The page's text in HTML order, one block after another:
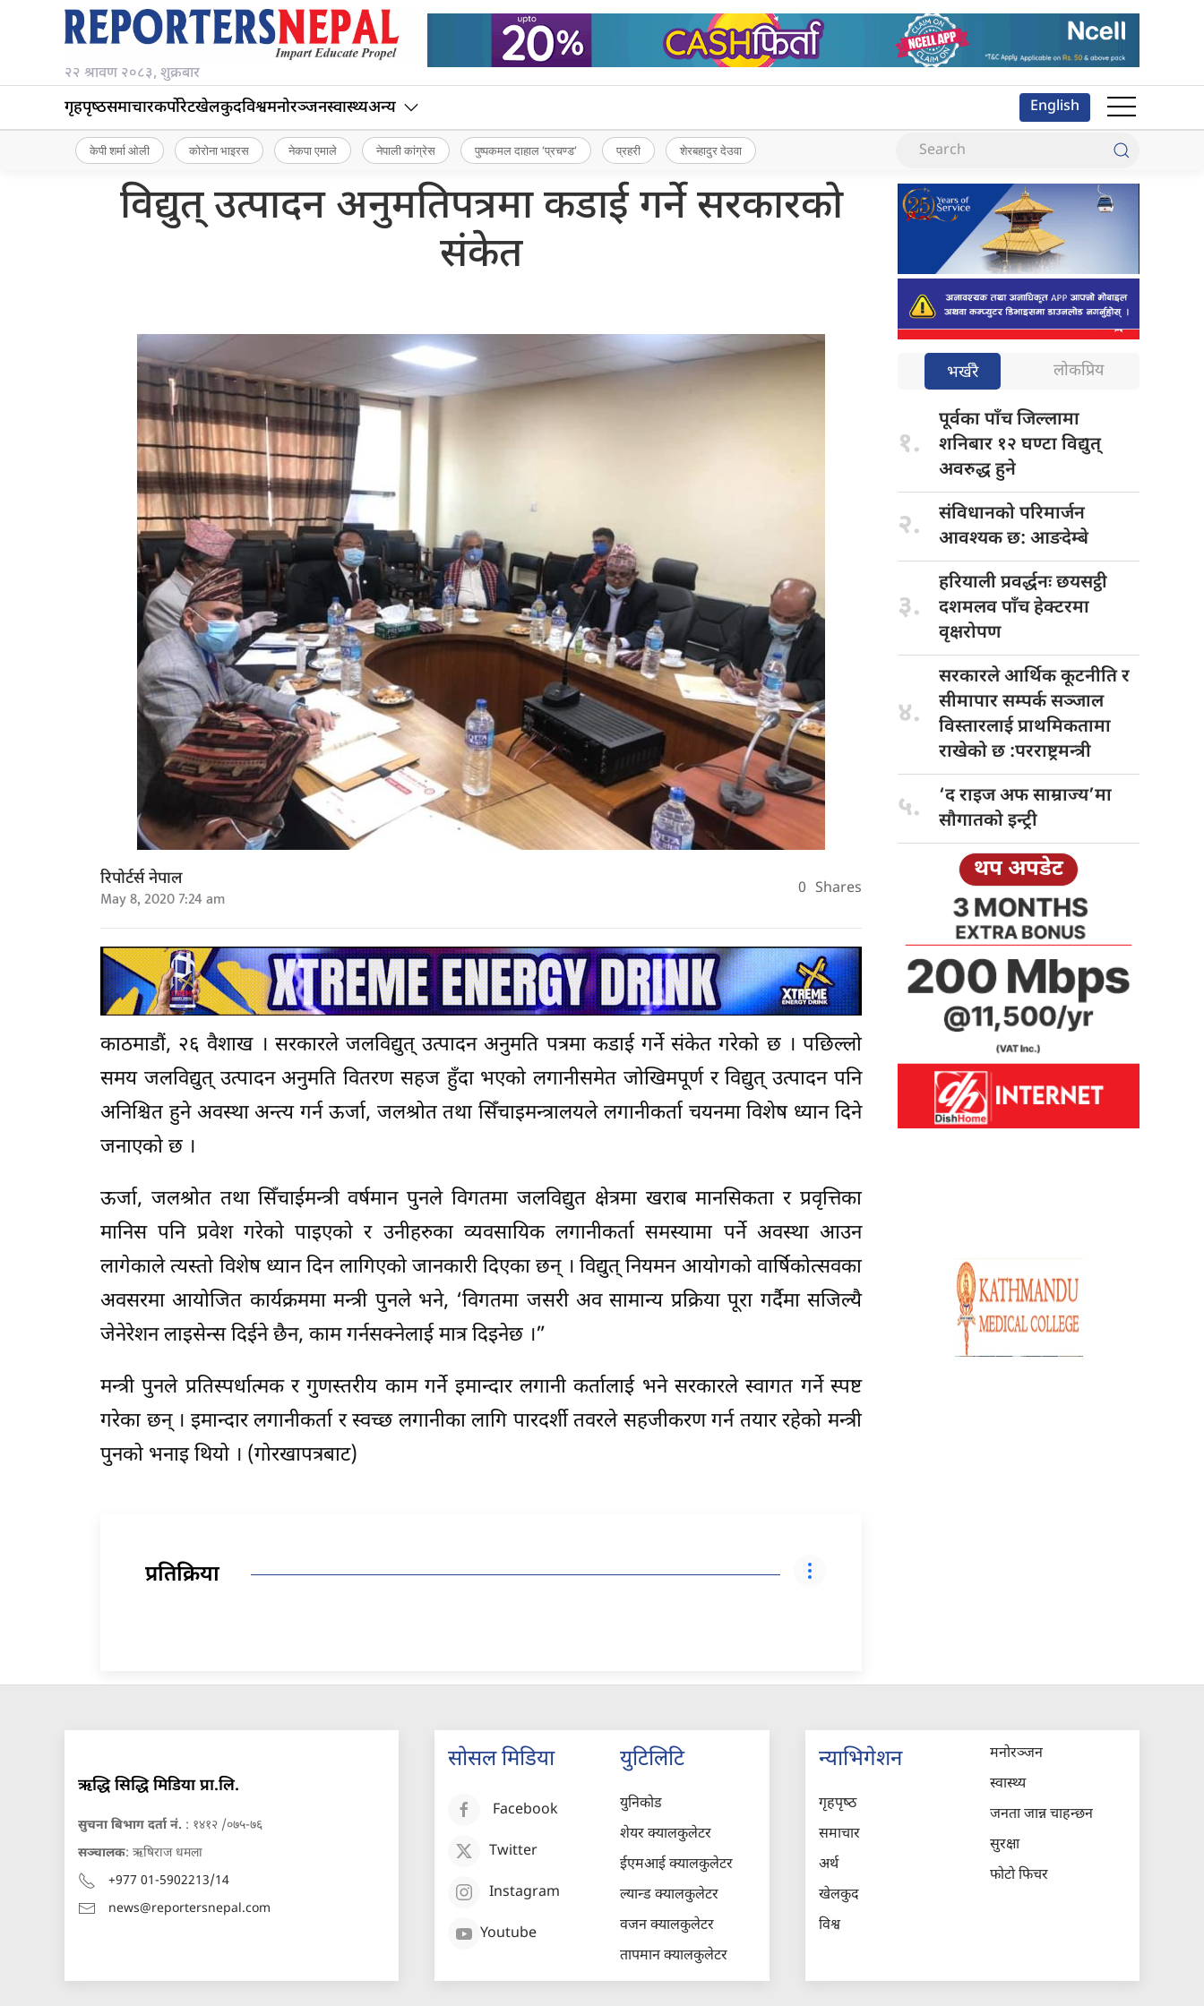
२२ श्रावण २०८३, शुक्रबार
गृहपृष्‍ठसमाचारकर्पोरेटखेलकुदविश्वमनोरञ्जनस्वास्थ्यअन्य English
केपी शर्मा ओली कोरोना भाइरस नेकपा एमाले नेपाली कांग्रेस पुष्पकमल दाहाल ‘प्रचण्ड’ प्रहरी शेरबहादुर देउवा
विद्युत् उत्पादन अनुमतिपत्रमा कडाई गर्ने सरकारको
संकेत
रिपोर्टर्स नेपाल
May 8, 2020 7:24 am 0 Shares
काठमाडौं, २६ वैशाख । सरकारले जलविद्युत् उत्पादन अनुमति पत्रमा कडाई गर्ने संकेत गरेको छ । पछिल्लो
समय जलविद्युत् उत्पादन अनुमति वितरण सहज हुँदा भएको लगानीसमेत जोखिमपूर्ण र विद्युत् उत्पादन पनि
अनिश्चित हुने अवस्था अन्त्य गर्न ऊर्जा, जलश्रोत तथा सिँचाइमन्त्रालयले लगानीकर्ता चयनमा विशेष ध्यान दिने
जनाएको छ ।
ऊर्जा, जलश्रोत तथा सिँचाईमन्त्री वर्षमान पुनले विगतमा जलविद्युत क्षेत्रमा खराब मानसिकता र प्रवृत्तिका
मानिस पनि प्रवेश गरेको पाइएको र उनीहरुका व्यवसायिक लगानीकर्ता समस्यामा पर्ने अवस्था आउन
लागेकाले त्यस्तो विशेष ध्यान दिन लागिएको जानकारी दिएका छन् । विद्युत् नियमन आयोगको वार्षिकोत्सवका
अवसरमा आयोजित कार्यक्रममा मन्त्री पुनले भने, ‘विगतमा जसरी अव सामान्य प्रक्रिया पूरा गर्दैमा सजिल्यै
जेनेरेशन लाइसेन्स दिईने छैन, काम गर्नसक्नेलाई मात्र दिइनेछ ।”
मन्त्री पुनले प्रतिस्पर्धात्मक र गुणस्तरीय काम गर्ने इमान्दार लगानी कर्तालाई भने सरकारले स्वागत गर्ने स्पष्ट
गरेका छन् । इमान्दार लगानीकर्ता र स्वच्छ लगानीका लागि पारदर्शी तवरले सहजीकरण गर्न तयार रहेको मन्त्री
पुनको भनाइ थियो । (गोरखापत्रबाट)
प्रतिक्रिया
भर्खरै लोकप्रिय
१.
पूर्वका पाँचजिल्लामा
शनिबार १२ घण्टा विद्युत्
अवरुद्ध हुने
२.
संविधानको परिमार्जन
आवश्यक छ: आङदेम्बे
३.
हरियाली प्रवर्द्धनःछयसट्ठी
दशमलव पाँच हेक्टरमा
वृक्षरोपण
४.
सरकारले आर्थिककूटनीति र
सीमापार सम्पर्क सञ्जाल
विस्तारलाई प्राथमिकतामा
राखेको छ :परराष्ट्रमन्त्री
५. ‘द राइजअफ साम्राज्य’मा
सौगातको इन्ट्री
थप अपडेट
ऋद्धि सिद्धि मिडिया प्रा.लि.
सुचना बिभाग दर्ता नं. : १४१२ /०७५-७६
सञ्चालक: ऋषिराज धमला
+977 01-5902213/14
news@reportersnepal.com
सोसल मिडिया
Facebook
Twitter
Instagram
Youtube
युटिलिटि
युनिकोड
शेयर क्यालकुलेटर
ईएमआई क्यालकुलेटर
ल्यान्ड क्यालकुलेटर
वजन क्यालकुलेटर
तापमान क्यालकुलेटर
न्याभिगेशन
गृहपृष्‍ठ
समाचार
अर्थ
खेलकुद
विश्व
मनोरञ्जन
स्वास्थ्य
जनता जान्न चाहन्छन
सुरक्षा
फोटो फिचर